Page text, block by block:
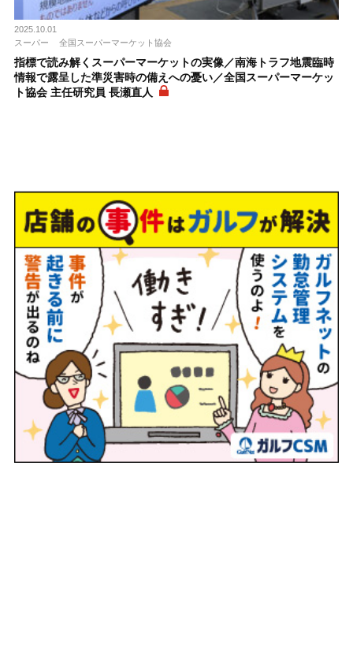
2025.10.01
スーパー
全国スーパーマーケット協会
指標で読み解くスーパーマーケットの実像／南海トラフ地震臨時
情報で露呈した準災害時の備えへの憂い／全国スーパーマーケッ
ト協会 主任研究員 長瀬直人